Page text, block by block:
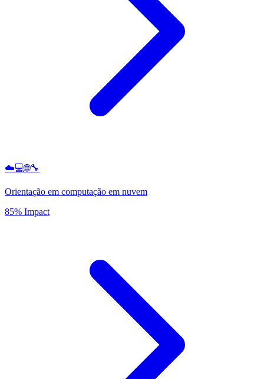
☁️💻🌐🔧
Orientação em computação em nuvem
85% Impact